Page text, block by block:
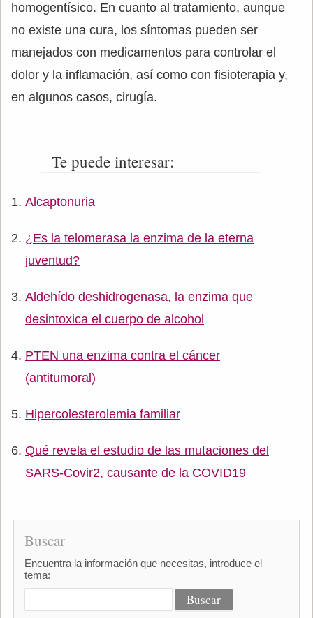
homogentísico. En cuanto al tratamiento, aunque
no existe una cura, los síntomas pueden ser
manejados con medicamentos para controlar el
dolor y la inflamación, así como con fisioterapia y,
en algunos casos, cirugía.
Te puede interesar:
Alcaptonuria
¿Es la telomerasa la enzima de la eterna
juventud?
Aldehído deshidrogenasa, la enzima que
desintoxica el cuerpo de alcohol
PTEN una enzima contra el cáncer
(antitumoral)
Hipercolesterolemia familiar
Qué revela el estudio de las mutaciones del
SARS-Covir2, causante de la COVID19
Buscar
Encuentra la información que necesitas, introduce el
tema: